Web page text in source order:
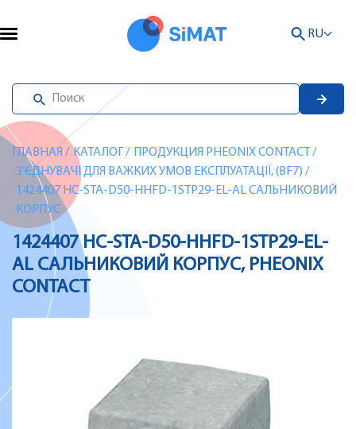
RU
ГЛАВНАЯ / КАТАЛОГ / ПРОДУКЦИЯ PHEONIX CONTACT /
З’ЄДНУВАЧІ ДЛЯ ВАЖКИХ УМОВ ЕКСПЛУАТАЦІЇ, (BF7) /
1424407 HC-STA-D50-HHFD-1STP29-EL-AL САЛЬНИКОВИЙ
КОРПУС
1424407 HC-STA-D50-HHFD-1STP29-EL-
AL САЛЬНИКОВИЙ КОРПУС, PHEONIX
CONTACT